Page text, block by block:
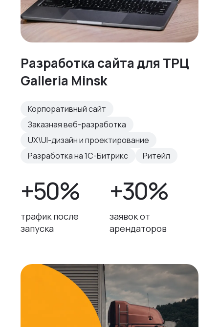
Разработка сайта для ТРЦ
Galleria Minsk
Корпоративный сайт
Заказная веб-разработка
UX\UI-дизайн и проектирование
Разработка на 1С-Битрикс
Ритейл
+50%
трафик после
запуска
+30%
заявок от
арендаторов